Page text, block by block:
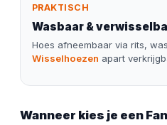
PRAKTISCH
Wasbaar &
Hoes afneembaar via rits,
Wisselhoezen apart
Wanneer kies je een